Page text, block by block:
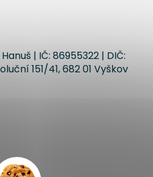
| IČ: 86955322 | DIČ:
151/41, 682 01 Vyškov